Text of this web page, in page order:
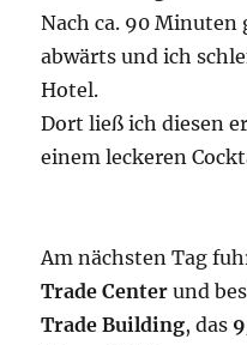
Nach ca. 90 Minuten
abwärts und ich
Hotel.
Dort ließ ich diesen
einem leckeren
Am nächsten Tag
Trade Center und
Trade Building, das